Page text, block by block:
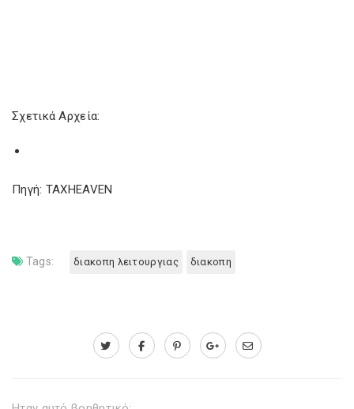
Σχετικά Αρχεία:
Πηγή: TAXHEAVEN
Tags: διακοπη λειτουργιας διακοπη